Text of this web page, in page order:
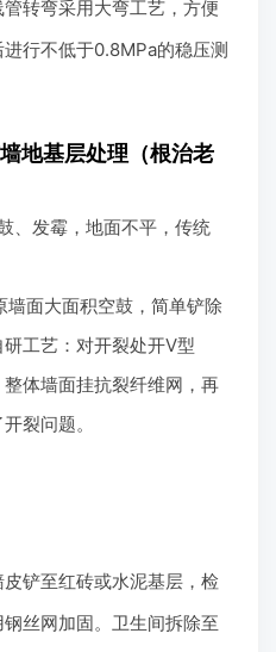
转弯采用大弯工艺，方便
行不低于0.8MPa的稳压测
地基层处理（根治老
、发霉，地面不平，传统
墙面大面积空鼓，简单铲除
研工艺：对开裂处开V型
体墙面挂抗裂纤维网，再
裂问题。
皮铲至红砖或水泥基层，检
丝网加固。卫生间拆除至